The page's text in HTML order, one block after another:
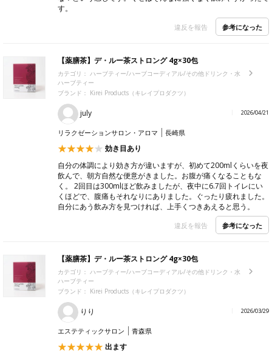
す。
違反を報告 参考になった
【薬膳茶】デ・ルー茶ストロング 4g×30包
カテゴリ： ハーブティー/ハーブコーディアル/その他ドリンク・水
ハーブティー
ブランド： Kirei Products（キレイプロダクツ）
july 2026/04/21
リラクゼーションサロン・アロマ 長崎県
効き目あり
自分の体調により効き方が違いますが、初めて200mlくらいを夜
飲んで、朝方自然な便意がきました。お腹が痛くなることもな
く。 2回目は300mlほど飲みましたが、夜中に6.7回トイレにい
くほどで、腹痛もそれなりにありました。ぐったり疲れました。
自分にあう飲み方を見つければ、上手くつきあえると思う。
違反を報告 参考になった
【薬膳茶】デ・ルー茶ストロング 4g×30包
カテゴリ： ハーブティー/ハーブコーディアル/その他ドリンク・水
ハーブティー
ブランド： Kirei Products（キレイプロダクツ）
りり 2026/03/29
エステティックサロン 青森県
出ます